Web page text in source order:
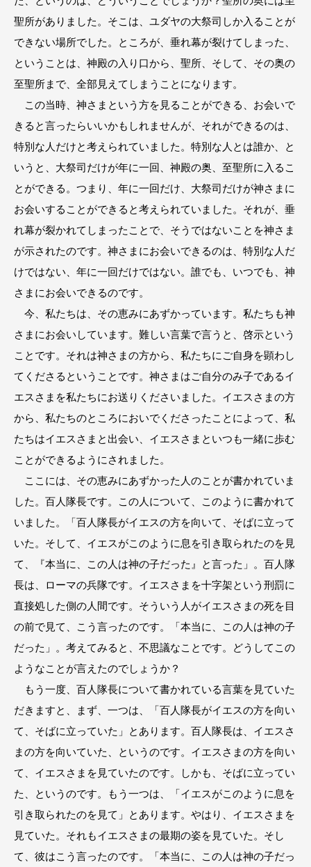
聖所がありました。そこは、ユダヤの大祭司しか入ることが
できない場所でした。ところが、垂れ幕が裂けてしまった、
ということは、神殿の入り口から、聖所、そして、その奥の
至聖所まで、全部見えてしまうことになります。
この当時、神さまという方を見ることができる、お会いで
きると言ったらいいかもしれませんが、それができるのは、
特別な人だけと考えられていました。特別な人とは誰か、と
いうと、大祭司だけが年に一回、神殿の奥、至聖所に入るこ
とができる。つまり、年に一回だけ、大祭司だけが神さまに
お会いすることができると考えられていました。それが、垂
れ幕が裂かれてしまったことで、そうではないことを神さま
が示されたのです。神さまにお会いできるのは、特別な人だ
けではない、年に一回だけではない。誰でも、いつでも、神
さまにお会いできるのです。
今、私たちは、その恵みにあずかっています。私たちも神
さまにお会いしています。難しい言葉で言うと、啓示という
ことです。それは神さまの方から、私たちにご自身を顕わし
てくださるということです。神さまはご自分のみ子であるイ
エスさまを私たちにお送りくださいました。イエスさまの方
から、私たちのところにおいでくださったことによって、私
たちはイエスさまと出会い、イエスさまといつも一緒に歩む
ことができるようにされました。
ここには、その恵みにあずかった人のことが書かれていま
した。百人隊長です。この人について、このように書かれて
いました。「百人隊長がイエスの方を向いて、そばに立って
いた。そして、イエスがこのように息を引き取られたのを見
て、『本当に、この人は神の子だった』と言った」。百人隊
長は、ローマの兵隊です。イエスさまを十字架という刑罰に
直接処した側の人間です。そういう人がイエスさまの死を目
の前で見て、こう言ったのです。「本当に、この人は神の子
だった」。考えてみると、不思議なことです。どうしてこの
ようなことが言えたのでしょうか？
もう一度、百人隊長について書かれている言葉を見ていた
だきますと、まず、一つは、「百人隊長がイエスの方を向い
て、そばに立っていた」とあります。百人隊長は、イエスさ
まの方を向いていた、というのです。イエスさまの方を向い
て、イエスさまを見ていたのです。しかも、そばに立ってい
た、というのです。もう一つは、「イエスがこのように息を
引き取られたのを見て」とあります。やはり、イエスさまを
見ていた。それもイエスさまの最期の姿を見ていた。そし
て、彼はこう言ったのです。「本当に、この人は神の子だっ